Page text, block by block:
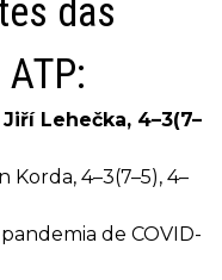
das
Lehečka, 4–3(7–
Korda, 4–3(7–5), 4–
de COVID-